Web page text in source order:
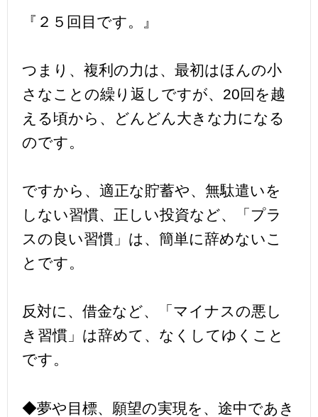
『２５回目です。』
つまり、複利の力は、最初はほんの小
さなことの繰り返しですが、20回を越
える頃から、どんどん大きな力になる
のです。
ですから、適正な貯蓄や、無駄遣いを
しない習慣、正しい投資など、「プラ
スの良い習慣」は、簡単に辞めないこ
とです。
反対に、借金など、「マイナスの悪し
き習慣」は辞めて、なくしてゆくこと
です。
◆夢や目標、願望の実現を、途中であき